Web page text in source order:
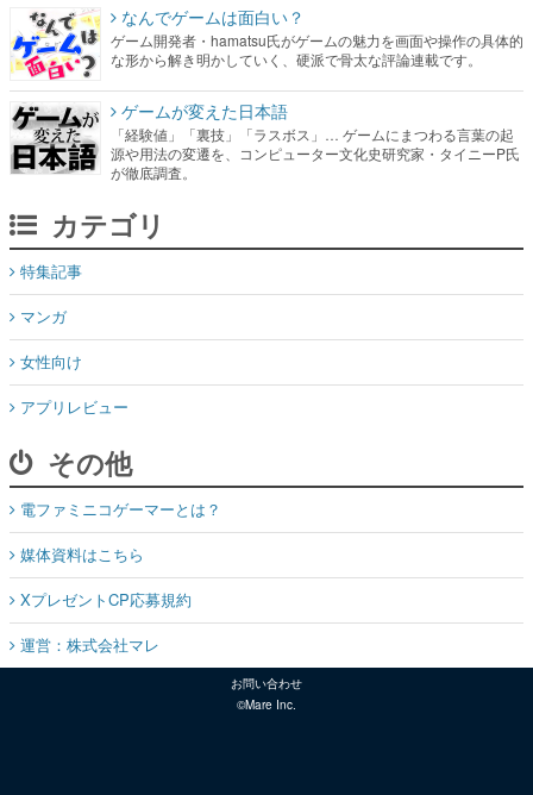
なんでゲームは面白い？
ゲーム開発者・hamatsu氏がゲームの魅力を画面や操作の具体的
な形から解き明かしていく、硬派で骨太な評論連載です。
ゲームが変えた日本語
「経験値」「裏技」「ラスボス」… ゲームにまつわる言葉の起
源や用法の変遷を、コンピューター文化史研究家・タイニーP氏
が徹底調査。
カテゴリ
特集記事
マンガ
女性向け
アプリレビュー
その他
電ファミニコゲーマーとは？
媒体資料はこちら
XプレゼントCP応募規約
運営：株式会社マレ
お問い合わせ
©Mare Inc.